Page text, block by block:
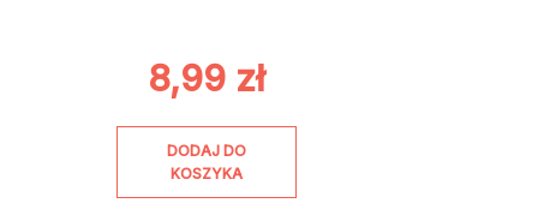
8,99 zł
DODAJ DO
KOSZYKA